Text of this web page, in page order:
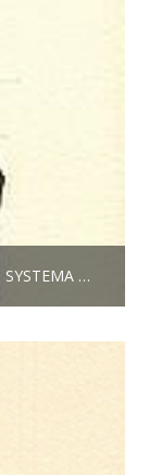
ΙΆΣΩΝ ΔΕΠΟΎΝΤΗΣ | Η ΖΩΟΛΟΓΊΑ ΤΗΣ SYSTEMA NATURAE